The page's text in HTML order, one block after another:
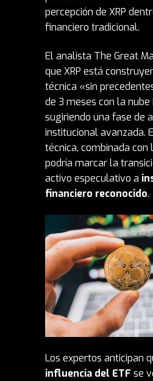
percepción de XRP
financiero tradicional.
El analista The Great
que XRP está
técnica «sin
de 3 meses con la nube
sugiriendo una fase de
institucional avanzada.
técnica, combinada con
podría marcar la
activo especulativo a
financiero reconocido.
Los expertos anticipan
influencia del ETF se